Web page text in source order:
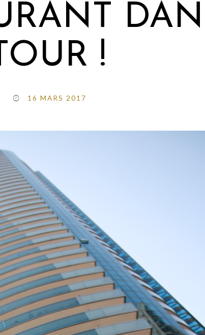
!
16 MARS 2017